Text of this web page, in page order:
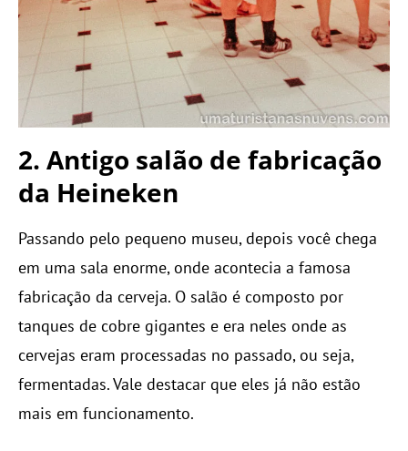
2. Antigo salão de fabricação
da Heineken
Passando pelo pequeno museu, depois você chega
em uma sala enorme, onde acontecia a famosa
fabricação da cerveja. O salão é composto por
tanques de cobre gigantes e era neles onde as
cervejas eram processadas no passado, ou seja,
fermentadas. Vale destacar que eles já não estão
mais em funcionamento.